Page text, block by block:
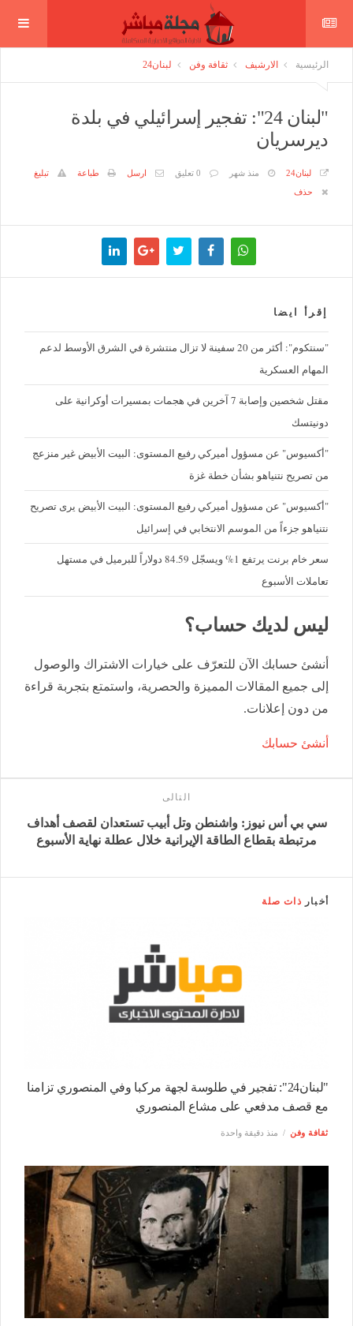
الرئيسية الارشيف ثقافة وفن لبنان24
"لبنان 24": تفجير إسرائيلي في بلدة
ديرسريان
لبنان24 منذ شهر 0 تعليق ارسل طباعة
تبليغ
حذف
إقرأ ايضا
"سنتكوم": أكثر من 20 سفينة لا تزال منتشرة في الشرق الأوسط لدعم
المهام العسكرية
مقتل شخصين وإصابة 7 آخرين في هجمات بمسيرات أوكرانية على
دونيتسك
"أكسيوس" عن مسؤول أميركي رفيع المستوى: البيت الأبيض غير منزعج
من تصريح نتنياهو بشأن خطة غزة
"أكسيوس" عن مسؤول أميركي رفيع المستوى: البيت الأبيض يرى تصريح
نتنياهو جزءاً من الموسم الانتخابي في إسرائيل
سعر خام برنت يرتفع 1% ويسجّل 84.59 دولاراً للبرميل في مستهل
تعاملات الأسبوع
ليس لديك حساب؟
أنشئ حسابك الآن للتعرّف على خيارات الاشتراك والوصول
إلى جميع المقالات المميزة والحصرية، واستمتع بتجربة قراءة
من دون إعلانات.
أنشئ حسابك
التالى
سي بي أس نيوز: واشنطن وتل أبيب تستعدان لقصف أهداف
مرتبطة بقطاع الطاقة الإيرانية خلال عطلة نهاية الأسبوع
أخبار ذات صلة
"لبنان24": تفجير في طلوسة لجهة مركبا وفي المنصوري تزامنا
مع قصف مدفعي على مشاع المنصوري
ثقافة وفن منذ دقيقة واحدة